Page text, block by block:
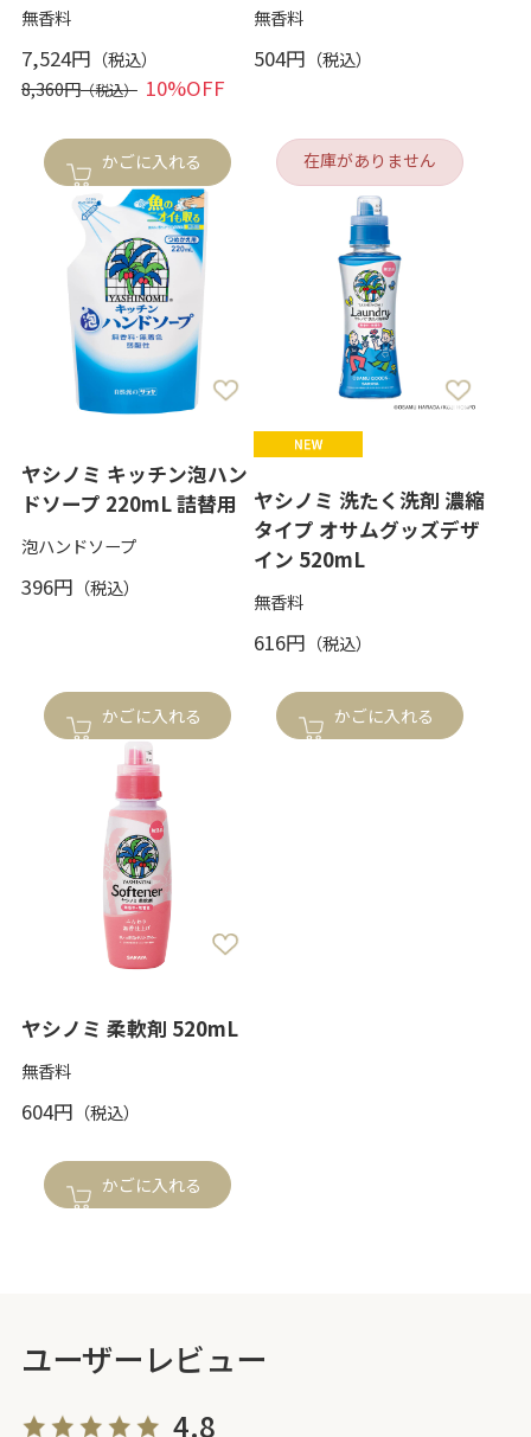
無香料
7,524円
8,360円 10%OFF
かごに入れる
無香料
504円
在庫がありません
ヤシノミ キッチン泡ハン
ドソープ 220mL 詰替用
泡ハンドソープ
396円
かごに入れる
ヤシノミ 洗たく洗剤 濃縮
タイプ オサムグッズデザ
イン 520mL
無香料
616円
かごに入れる
ヤシノミ 柔軟剤 520mL
無香料
604円
かごに入れる
ユーザーレビュー
4.8